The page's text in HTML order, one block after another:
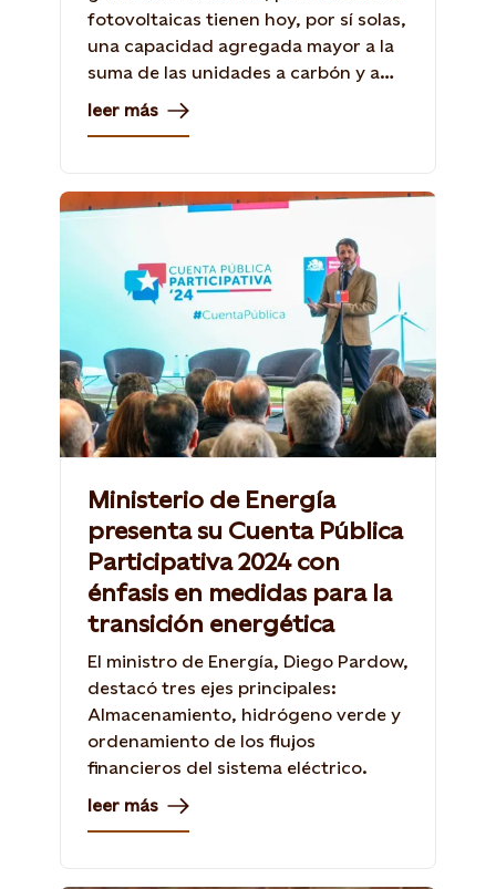
fotovoltaicas tienen hoy, por sí solas,
una capacidad agregada mayor a la
suma de las unidades a carbón y a
gas natural.
leer más
Ministerio de Energía
presenta su Cuenta Pública
Participativa 2024 con
énfasis en medidas para la
transición energética
El ministro de Energía, Diego Pardow,
destacó tres ejes principales:
Almacenamiento, hidrógeno verde y
ordenamiento de los flujos
financieros del sistema eléctrico.
leer más